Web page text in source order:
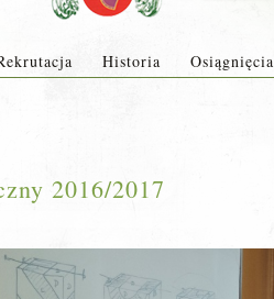
Historia Osiągnięcia
2016/2017